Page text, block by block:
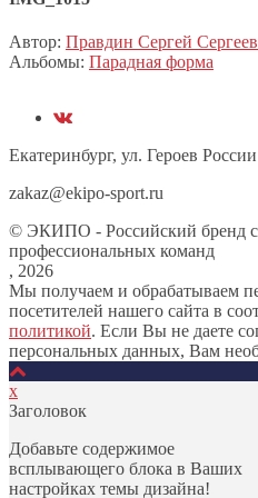
Автор: Правдин Сергей
Альбомы: Парадная форма
Екатеринбург, ул. Героев
zakaz@ekipo-sport.ru
© ЭКИПО - Российский бренд
профессиональных команд
, 2026
Мы получаем и обрабатываем
посетителей нашего сайта в
политикой. Если Вы не даете
персональных данных, Вам
х
Заголовок
Добавьте содержимое
всплывающего блока в Ваших
настройках темы дизайна!